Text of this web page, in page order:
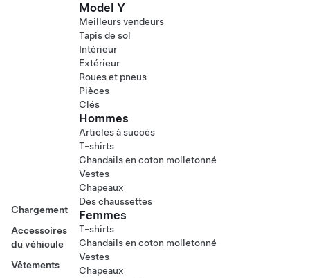
Chargement
Accessoires
du véhicule
Vêtements
Model Y
Meilleurs vendeurs
Tapis de sol
Intérieur
Extérieur
Roues et pneus
Pièces
Clés
Hommes
Articles à succès
T-shirts
Chandails en coton molletonné
Vestes
Chapeaux
Des chaussettes
Femmes
T-shirts
Chandails en coton molletonné
Vestes
Chapeaux